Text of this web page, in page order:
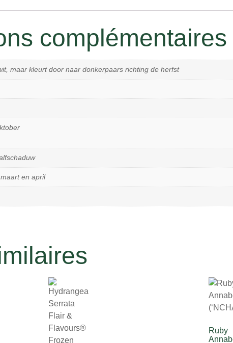
complémentaires
maar kleurt door naar donkerpaars richting de herfst
en april
Ruby